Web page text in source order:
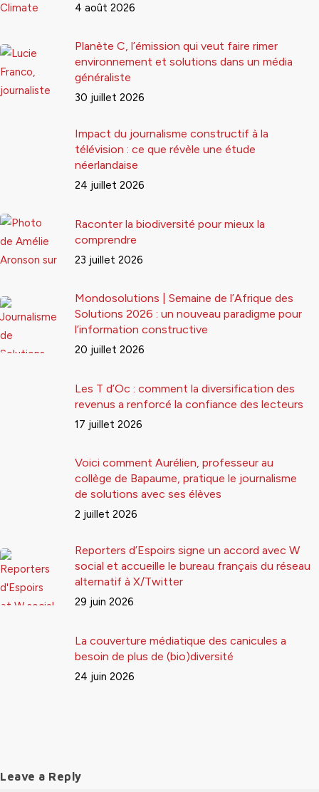
4 août 2026
Planète C, l’émission qui veut faire rimer
environnement et solutions dans un média
généraliste
30 juillet 2026
Impact du journalisme constructif à la
télévision : ce que révèle une étude
néerlandaise
24 juillet 2026
Raconter la biodiversité pour mieux la
comprendre
23 juillet 2026
Mondosolutions | Semaine de l’Afrique des
Solutions 2026 : un nouveau paradigme pour
l’information constructive
20 juillet 2026
Les T d’Oc : comment la diversification des
revenus a renforcé la confiance des lecteurs
17 juillet 2026
Voici comment Aurélien, professeur au
collège de Bapaume, pratique le journalisme
de solutions avec ses élèves
2 juillet 2026
Reporters d’Espoirs signe un accord avec W
social et accueille le bureau français du réseau
alternatif à X/Twitter
29 juin 2026
La couverture médiatique des canicules a
besoin de plus de (bio)diversité
24 juin 2026
Leave a Reply